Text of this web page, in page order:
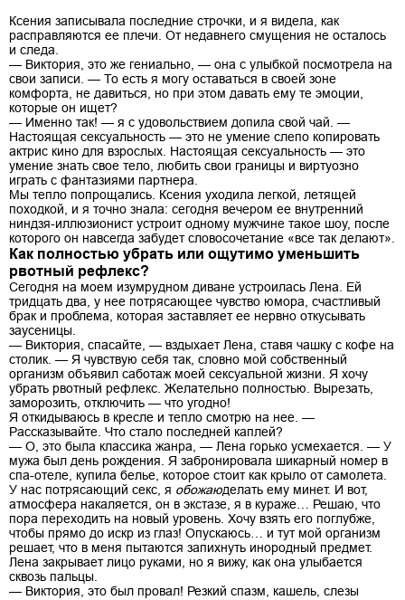
Ксения записывала последние строчки, и я видела, как
расправляются ее плечи. От недавнего смущения не осталось
и следа.
— Виктория, это же гениально, — она с улыбкой посмотрела на
свои записи. — То есть я могу оставаться в своей зоне
комфорта, не давиться, но при этом давать ему те эмоции,
которые он ищет?
— Именно так! — я с удовольствием допила свой чай. —
Настоящая сексуальность — это не умение слепо копировать
актрис кино для взрослых. Настоящая сексуальность — это
умение знать свое тело, любить свои границы и виртуозно
играть с фантазиями партнера.
Мы тепло попрощались. Ксения уходила легкой, летящей
походкой, и я точно знала: сегодня вечером ее внутренний
ниндзя-иллюзионист устроит одному мужчине такое шоу, после
которого он навсегда забудет словосочетание «все так делают».
Как полностью убрать или ощутимо уменьшить
рвотный рефлекс?
Сегодня на моем изумрудном диване устроилась Лена. Ей
тридцать два, у нее потрясающее чувство юмора, счастливый
брак и проблема, которая заставляет ее нервно откусывать
заусеницы.
— Виктория, спасайте, — вздыхает Лена, ставя чашку с кофе на
столик. — Я чувствую себя так, словно мой собственный
организм объявил саботаж моей сексуальной жизни. Я хочу
убрать рвотный рефлекс. Желательно полностью. Вырезать,
заморозить, отключить — что угодно!
Я откидываюсь в кресле и тепло смотрю на нее. —
Рассказывайте. Что стало последней каплей?
— О, это была классика жанра, — Лена горько усмехается. — У
мужа был день рождения. Я забронировала шикарный номер в
спа-отеле, купила белье, которое стоит как крыло от самолета.
У нас потрясающий секс, я обожаюделать ему минет. И вот,
атмосфера накаляется, он в экстазе, я в кураже… Решаю, что
пора переходить на новый уровень. Хочу взять его поглубже,
чтобы прямо до искр из глаз! Опускаюсь… и тут мой организм
решает, что в меня пытаются запихнуть инородный предмет.
Лена закрывает лицо руками, но я вижу, как она улыбается
сквозь пальцы.
— Виктория, это был провал! Резкий спазм, кашель, слезы